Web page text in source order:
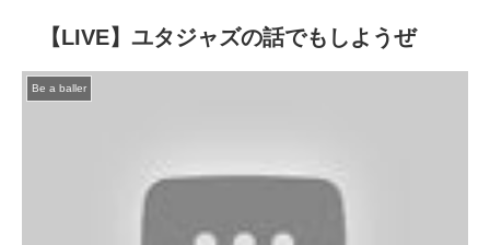
【LIVE】ユタジャズの話でもしようぜ
Be a baller